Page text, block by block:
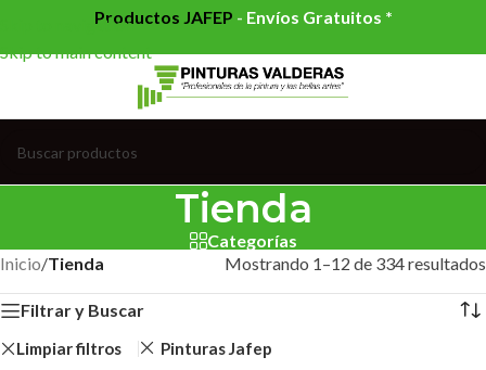
Skip to navigation
Skip to main content
Productos JAFEP - Envíos Gratuitos *
Tienda
Categorías
Inicio/Tienda Mostrando 1–12 de 334 resultados
Filtrar y Buscar
Limpiar filtros Pinturas Jafep